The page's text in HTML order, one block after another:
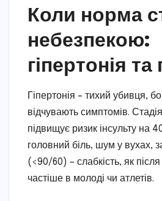
Коли норма
небезпекою:
гіпертонія та
Гіпертонія – тихий убивця,
відчувають симптомів.
підвищує ризик інсульту на
головний біль, шум у вухах,
(<90/60) – слабкість, як
частіше в молоді чи атлетів.